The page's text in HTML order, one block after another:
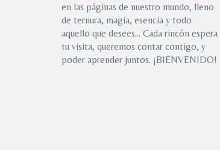
en las páginas de nuestro mundo, lleno
de ternura, magia, esencia y todo
aquello que desees… Cada rincón espera
tu visita, queremos contar contigo, y
poder aprender juntos. ¡BIENVENIDO!